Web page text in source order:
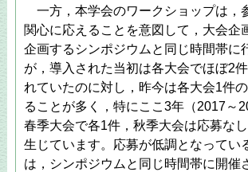
一方，本学会のワークショップは，
関心に応えることを意図して，大会企
企画するシンポジウムと同じ時間帯に
が，導入された当初は各大会でほぼ2
れていたのに対し，昨今は各大会1件
ることが多く，特にここ3年（2017～
春季大会で各1件，秋季大会は応募な
生じています。応募が低調となってい
は，シンポジウムと同じ時間帯に開催